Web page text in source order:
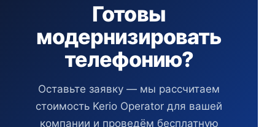
Готовы
модернизировать
телефонию?
Оставьте заявку — мы рассчитаем
стоимость Kerio Operator для вашей
компании и проведём бесплатную